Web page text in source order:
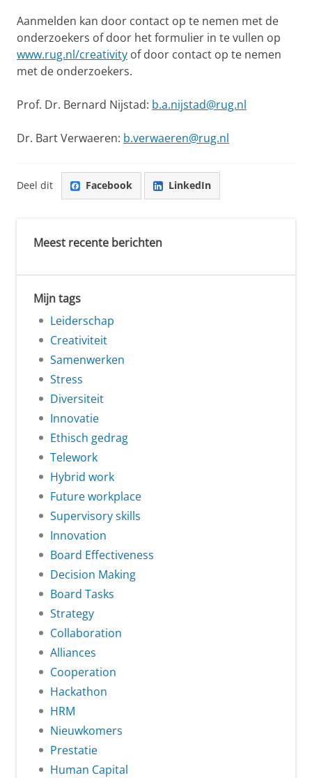
Aanmelden kan door contact op te nemen met de
onderzoekers of door het formulier in te vullen op
www.rug.nl/creativity of door contact op te nemen
met de onderzoekers.
Prof. Dr. Bernard Nijstad: b.a.nijstad@rug.nl
Dr. Bart Verwaeren: b.verwaeren@rug.nl
Deel dit Facebook LinkedIn
Meest recente berichten
Mijn tags
Leiderschap
Creativiteit
Samenwerken
Stress
Diversiteit
Innovatie
Ethisch gedrag
Telework
Hybrid work
Future workplace
Supervisory skills
Innovation
Board Effectiveness
Decision Making
Board Tasks
Strategy
Collaboration
Alliances
Cooperation
Hackathon
HRM
Nieuwkomers
Prestatie
Human Capital